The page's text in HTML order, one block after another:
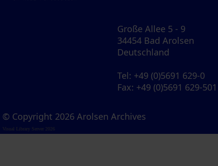
Große Allee 5 - 9
34454 Bad Arolsen
Deutschland
Tel: +49 (0)5691 629-0
Fax: +49 (0)5691 629-501
© Copyright 2026 Arolsen Archives
Visual Library Server 2026